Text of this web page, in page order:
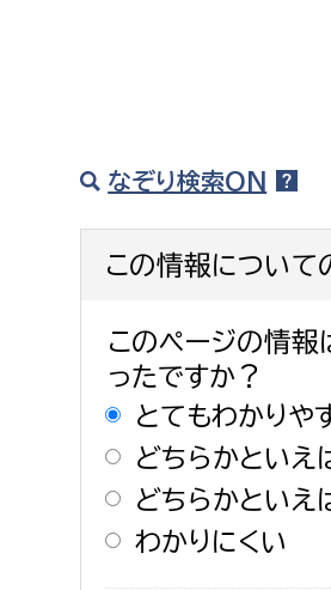
なぞり検索ON
この情報について
このページの情報
ったですか？
とてもわかりや
どちらかといえ
どちらかといえ
わかりにくい